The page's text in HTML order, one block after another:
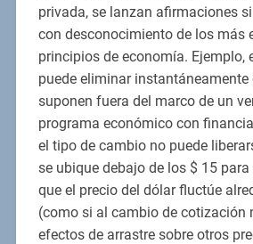
privada, se lanzan afirmaciones
con desconocimiento de los más
principios de economía. Ejemplo,
puede eliminar
suponen fuera del marco de un
programa económico con
el tipo de cambio no puede
se ubique debajo de los $ 15
que el precio del dólar fluctúe
(como si al cambio de cotización
efectos de arrastre sobre otros